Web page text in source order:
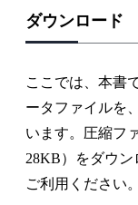
1.2.3 深層学習
1.3 自然言語処
1.3.2 ニューラ
1.3.3 自然言語
第2章 テキスト
2.1 自然言語文
2.1.1 文字の処理
ダウンロード
ここでは、本書
ータファイルを
います。圧縮フ
28KB）をダウ
ご利用ください。